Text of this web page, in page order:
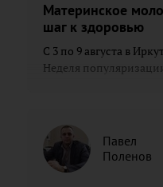
Материнское
шаг к здоровью
С 3 по 9 августа в
Неделя
Павел
Поленов